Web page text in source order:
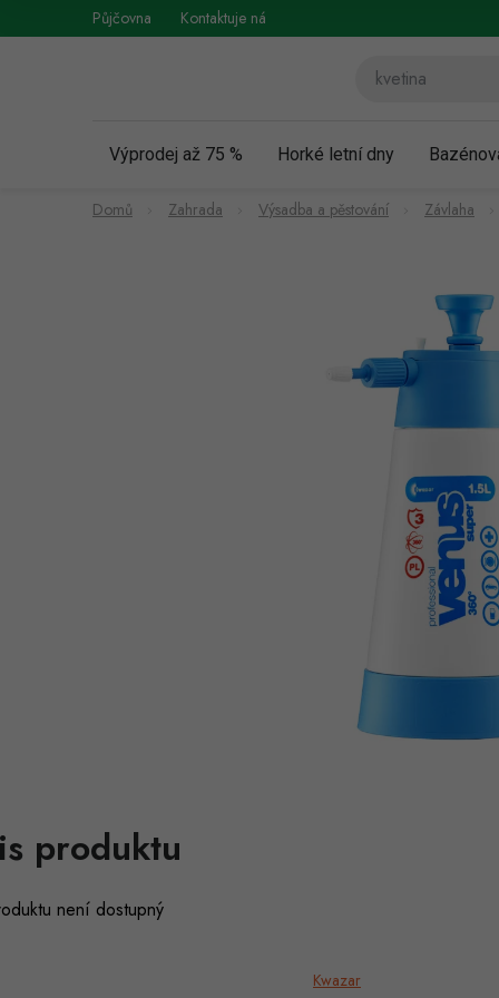
na
Půjčovna Kontaktuje nás
Výprodej až 75 % Horké letní dny
Domů Zahrada Výsadba a pěstování Závlaha
produktu
není dostupný
Kwazar